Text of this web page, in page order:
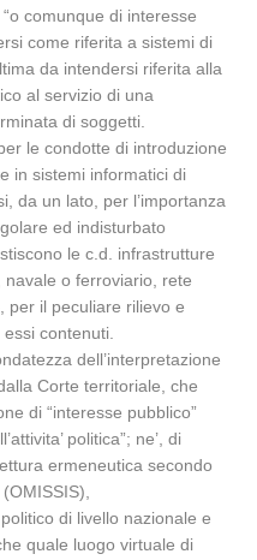
comunque di interesse
come riferita a sistemi di
da intendersi riferita alla
al servizio di una
di soggetti.
le condotte di introduzione
in sistemi informatici di
da un lato, per l’importanza
ed indisturbato
le c.d. infrastrutture
o ferroviario, rete
per il peculiare rilievo e
contenuti.
dell’interpretazione
Corte territoriale, che
di “interesse pubblico”
politica”; ne’, di
ermeneutica secondo
di livello nazionale e
quale luogo virtuale di